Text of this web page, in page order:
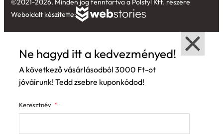
©2021-2026. Minden jog fenntartva a Polstyl Kft. részére
Weboldalt készítette:
Ne hagyd itt a kedvezményed!
A következő vásárlásodból 3000 Ft-ot
jóváírunk! Tedd zsebre kuponkódod!
Keresztnév